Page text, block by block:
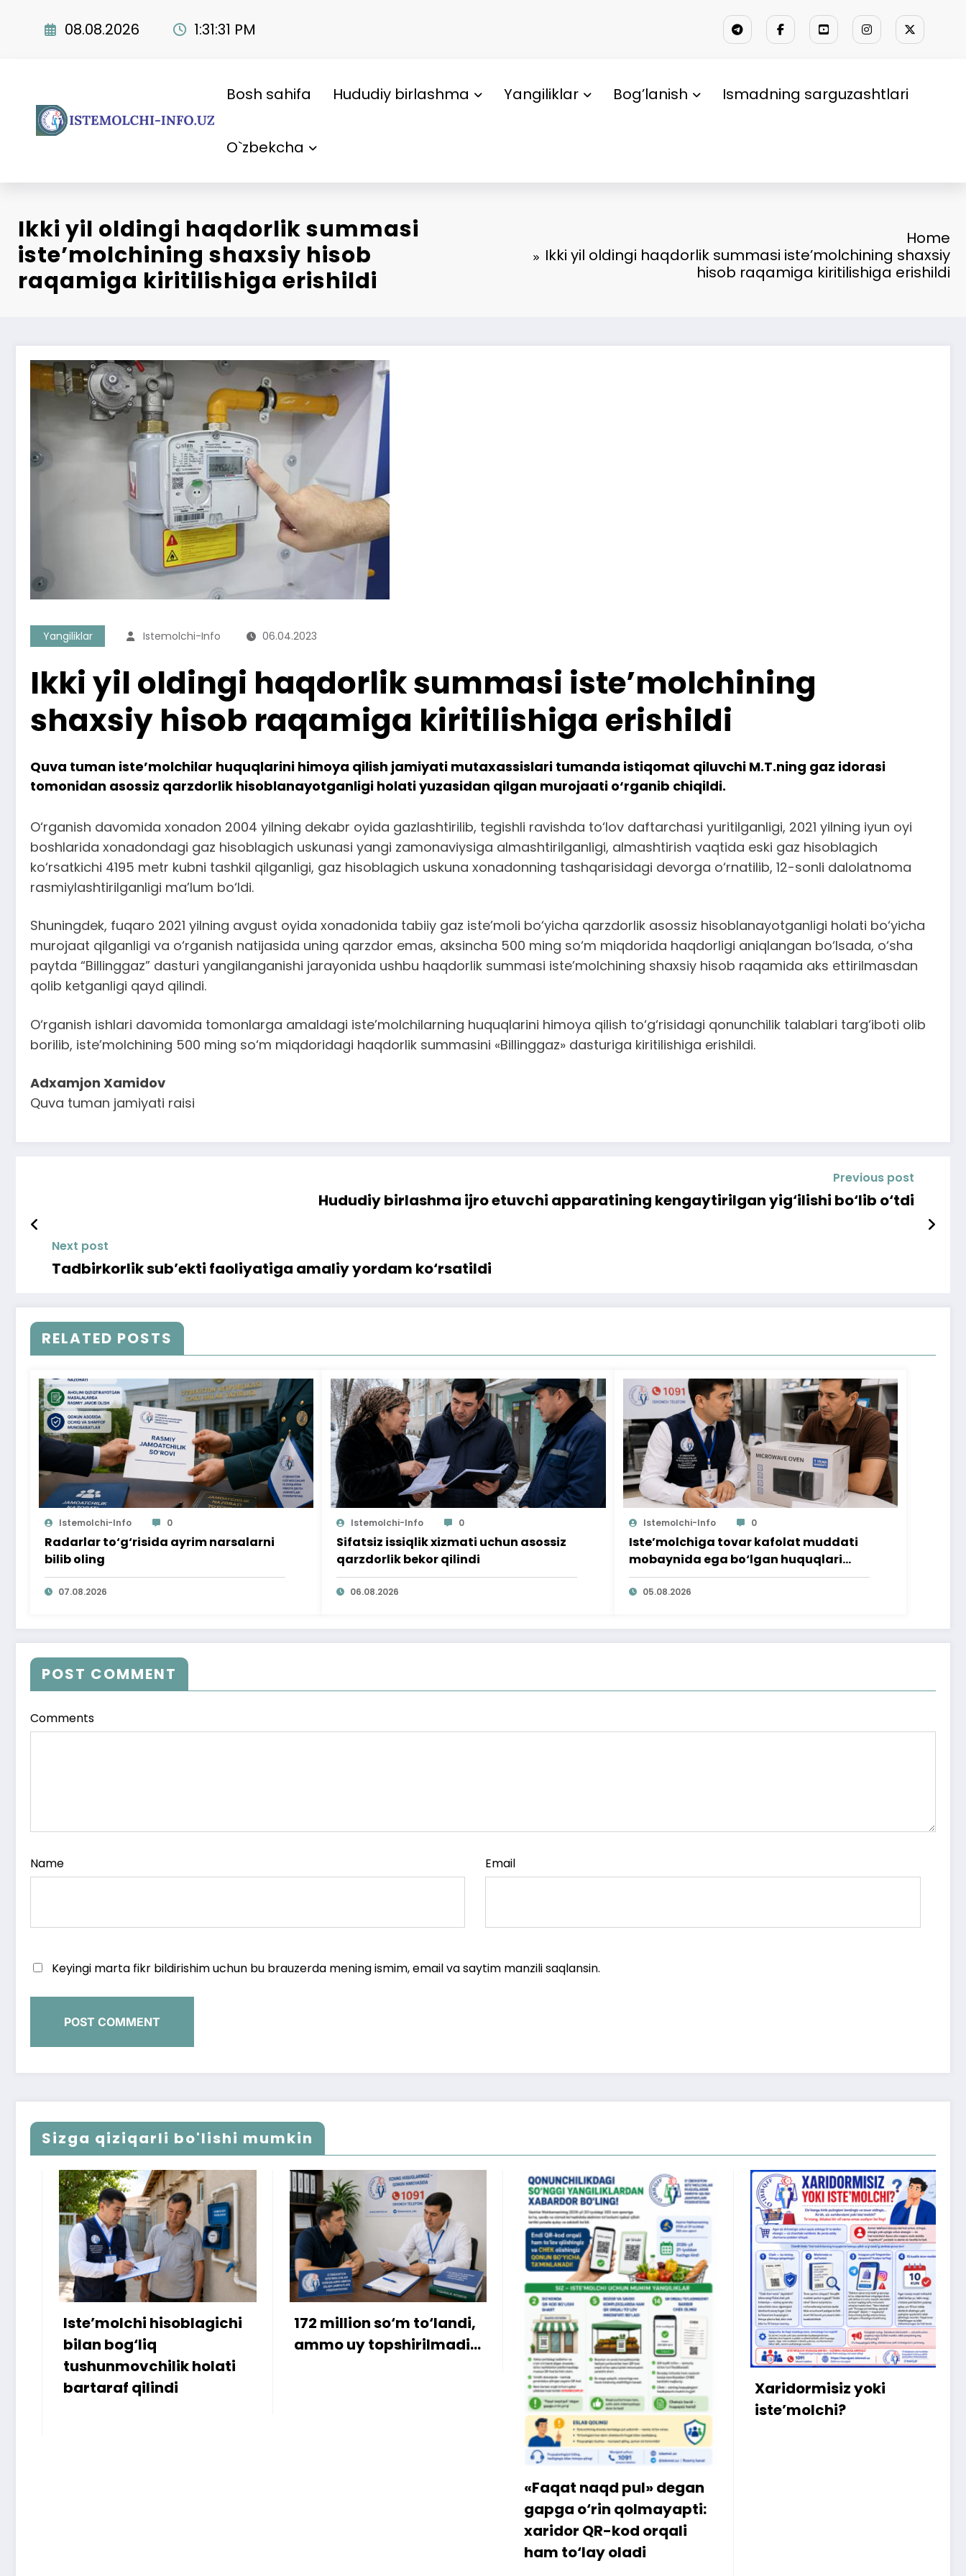
08.08.2026 1:31:32 PM
Bosh sahifa Hududiy birlashma Yangiliklar Bog’lanish Ismadning sarguzashtlari
O`zbekcha
Ikki yil oldingi haqdorlik summasi
iste’molchining shaxsiy hisob
raqamiga kiritilishiga erishildi
Home
Ikki yil oldingi haqdorlik summasi iste’molchining shaxsiy
hisob raqamiga kiritilishiga erishildi
Yangiliklar Istemolchi-Info 06.04.2023
Ikki yil oldingi haqdorlik summasi iste’molchining
shaxsiy hisob raqamiga kiritilishiga erishildi
Quva tuman iste’molchilar huquqlarini himoya qilish jamiyati mutaxassislari tumanda istiqomat qiluvchi M.T.ning gaz idorasi
tomonidan asossiz qarzdorlik hisoblanayotganligi holati yuzasidan qilgan murojaati o‘rganib chiqildi.
O‘rganish davomida xonadon 2004 yilning dekabr oyida gazlashtirilib, tegishli ravishda to‘lov daftarchasi yuritilganligi, 2021 yilning iyun oyi
boshlarida xonadondagi gaz hisoblagich uskunasi yangi zamonaviysiga almashtirilganligi, almashtirish vaqtida eski gaz hisoblagich
ko‘rsatkichi 4195 metr kubni tashkil qilganligi, gaz hisoblagich uskuna xonadonning tashqarisidagi devorga o‘rnatilib, 12-sonli dalolatnoma
rasmiylashtirilganligi ma’lum bo‘ldi.
Shuningdek, fuqaro 2021 yilning avgust oyida xonadonida tabiiy gaz iste’moli bo‘yicha qarzdorlik asossiz hisoblanayotganligi holati bo‘yicha
murojaat qilganligi va o‘rganish natijasida uning qarzdor emas, aksincha 500 ming so‘m miqdorida haqdorligi aniqlangan bo‘lsada, o‘sha
paytda “Billinggaz” dasturi yangilanganishi jarayonida ushbu haqdorlik summasi iste’molchining shaxsiy hisob raqamida aks ettirilmasdan
qolib ketganligi qayd qilindi.
O‘rganish ishlari davomida tomonlarga amaldagi iste’molchilarning huquqlarini himoya qilish to‘g‘risidagi qonunchilik talablari targ‘iboti olib
borilib, iste’molchining 500 ming so‘m miqdoridagi haqdorlik summasini «Billinggaz» dasturiga kiritilishiga erishildi.
Adxamjon Xamidov
Quva tuman jamiyati raisi
Previous post
Hududiy birlashma ijro etuvchi apparatining kengaytirilgan yig‘ilishi bo‘lib o‘tdi
Next post
Tadbirkorlik sub’ekti faoliyatiga amaliy yordam ko‘rsatildi
RELATED POSTS
Istemolchi-Info 0
Radarlar to‘g‘risida ayrim narsalarni
bilib oling
07.08.2026
Istemolchi-Info 0
Sifatsiz issiqlik xizmati uchun asossiz
qarzdorlik bekor qilindi
06.08.2026
Istemolchi-Info 0
Iste’molchiga tovar kafolat muddati
mobaynida ega bo‘lgan huquqlari
ta’minlab berildi
05.08.2026
POST COMMENT
Comments
Name Email
Keyingi marta fikr bildirishim uchun bu brauzerda mening ismim, email va saytim manzili saqlansin.
Sizga qiziqarli bo'lishi mumkin
Iste’molchi hisoblagichi
bilan bog‘liq
tushunmovchilik holati
bartaraf qilindi
172 million so‘m to‘landi,
ammo uy topshirilmadi…
«Faqat naqd pul» degan
gapga o‘rin qolmayapti:
xaridor QR-kod orqali
ham to‘lay oladi
Xaridormisiz yoki
iste’molchi?